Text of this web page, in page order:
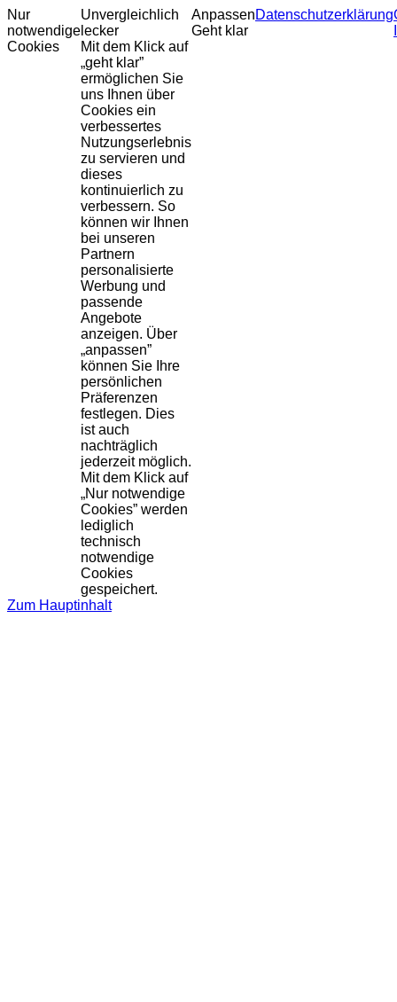
Nur
notwendige
Cookies
Unvergleichlich
lecker
Mit dem Klick auf
„geht klar”
ermöglichen Sie
uns Ihnen über
Cookies ein
verbessertes
Nutzungserlebnis
zu servieren und
dieses
kontinuierlich zu
verbessern. So
können wir Ihnen
bei unseren
Partnern
personalisierte
Werbung und
passende
Angebote
anzeigen. Über
„anpassen”
können Sie Ihre
persönlichen
Präferenzen
festlegen. Dies
ist auch
nachträglich
jederzeit möglich.
Mit dem Klick auf
„Nur notwendige
Cookies” werden
lediglich
technisch
notwendige
Cookies
gespeichert.
Anpassen
Geht klar
Datenschutzerklärung
Zum Hauptinhalt